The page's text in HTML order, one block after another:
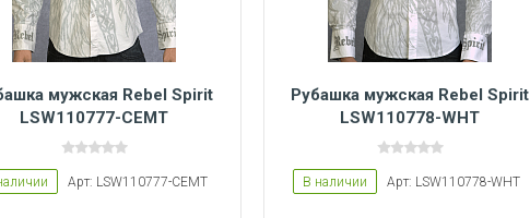
мужская Rebel Spirit
LSW110777-CEMT
Арт: LSW110777-CEMT
Рубашка мужская Rebel Spirit
LSW110778-WHT
В наличии Арт: LSW110778-WHT
S M L